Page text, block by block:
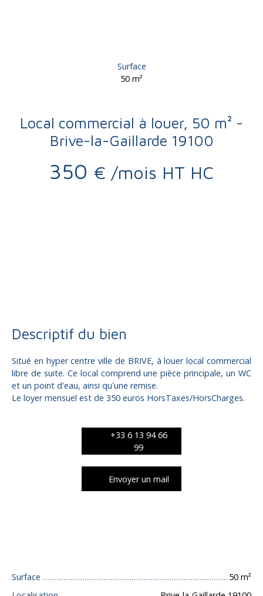
Surface
50 m²
Local commercial à louer, 50 m² -
Brive-la-Gaillarde 19100
350 € /mois HT HC
Descriptif du bien
Situé en hyper centre ville de BRIVE, à louer local commercial
libre de suite. Ce local comprend une pièce principale, un WC
et un point d'eau, ainsi qu'une remise.
Le loyer mensuel est de 350 euros HorsTaxes/HorsCharges.
+33 6 13 94 66
99
Envoyer un mail
Surface 50 m²